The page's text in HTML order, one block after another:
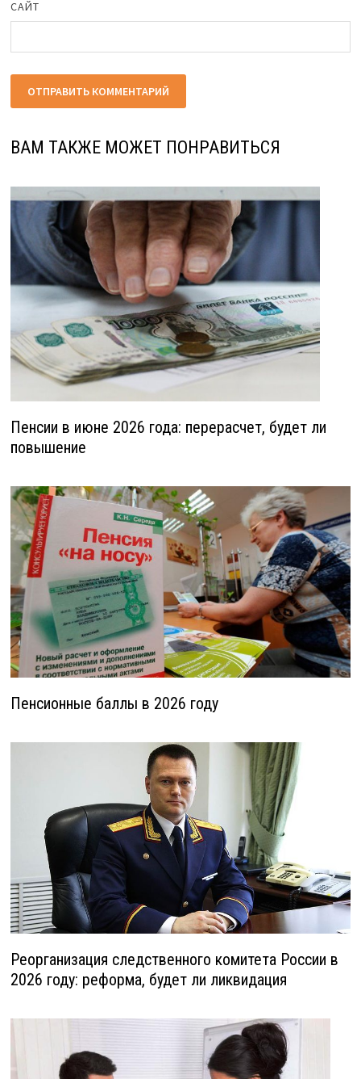
САЙТ
ВАМ ТАКЖЕ МОЖЕТ ПОНРАВИТЬСЯ
Пенсии в июне 2026 года: перерасчет, будет ли
повышение
Пенсионные баллы в 2026 году
Реорганизация следственного комитета России в
2026 году: реформа, будет ли ликвидация